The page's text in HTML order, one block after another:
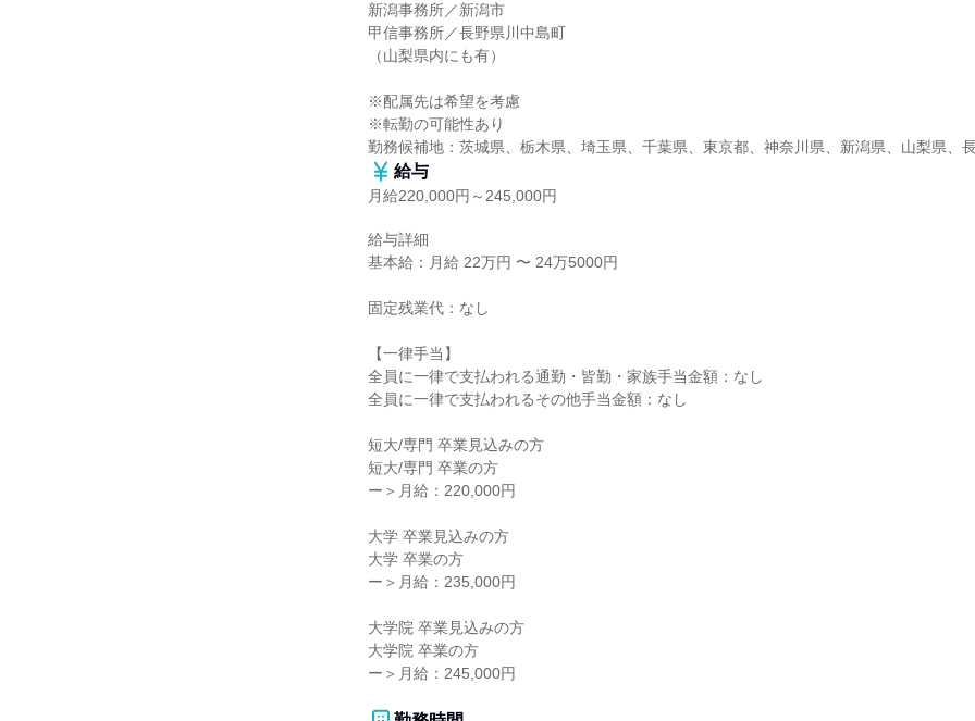
新潟事務所／新潟市
甲信事務所／長野県川中島町
（山梨県内にも有）
※配属先は希望を考慮
※転勤の可能性あり
勤務候補地：茨城県、栃木県、埼玉県、千葉県、東京都、神奈川県、新潟県、山梨県、
給与
月給220,000円～245,000円
給与詳細
基本給：月給 22万円 〜 24万5000円
固定残業代：なし
【一律手当】
全員に一律で支払われる通勤・皆勤・家族手当金額：なし
全員に一律で支払われるその他手当金額：なし
短大/専門 卒業見込みの方
短大/専門 卒業の方
ー＞月給：220,000円
大学 卒業見込みの方
大学 卒業の方
ー＞月給：235,000円
大学院 卒業見込みの方
大学院 卒業の方
ー＞月給：245,000円